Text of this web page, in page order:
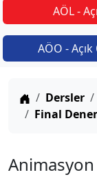
AÖL -
AÖO -
Anasayfa
Dersler
Final
Animasyon